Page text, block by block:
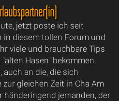
jetzt poste ich seit
in diesem tollen Forum und
viele und brauchbare Tips
Hasen" bekommen.
auch an die, die sich
gleichen Zeit in Cha Am
händeringend jemanden, der